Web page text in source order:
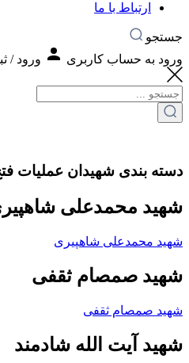
ارتباط با ما
جستجو
ورود به حساب کاربری
ورود /
دسته بندی شهیدان عملیات
شهید محمدعلی
شهید محمدعلی شاهپیری
شهید صمصام ثقفی
شهید صمصام ثقفی
شهید آیت الله شادمند